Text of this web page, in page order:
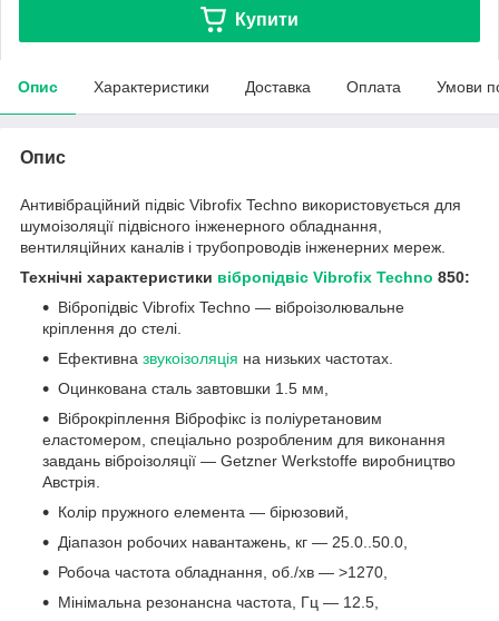
Купити
Опис Характеристики Доставка Оплата Умови
Опис
Антивібраційний підвіс Vibrofix Techno використовується для
шумоізоляції підвісного інженерного обладнання,
вентиляційних каналів і трубопроводів інженерних мереж.
Технічні характеристики вібропідвіс Vibrofix Techno 850:
Вібропідвіс Vibrofix Techno — віброізолювальне
кріплення до стелі.
Ефективна звукоізоляція на низьких частотах.
Оцинкована сталь завтовшки 1.5 мм,
Віброкріплення Віброфікс із поліуретановим
еластомером, спеціально розробленим для виконання
завдань віброізоляції — Getzner Werkstoffe виробництво
Австрія.
Колір пружного елемента — бірюзовий,
Діапазон робочих навантажень, кг — 25.0..50.0,
Робоча частота обладнання, об./хв — >1270,
Мінімальна резонансна частота, Гц — 12.5,